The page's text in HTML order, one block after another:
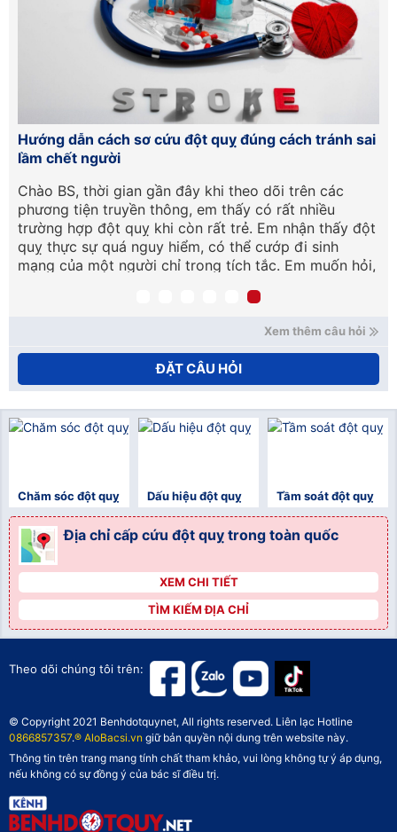
Hướng dẫn cách sơ cứu đột quỵ đúng cách tránh sai
lầm chết người
Chào BS, thời gian gần đây khi theo dõi trên các
phương tiện truyền thông, em thấy có rất nhiều
trường hợp đột quỵ khi còn rất trẻ. Em nhận thấy đột
quỵ thực sự quá nguy hiểm, có thể cướp đi sinh
mạng của một người chỉ trong tích tắc. Em muốn hỏi,
xử trí, cấp cứu như thế nào ạ? Em cảm ơn. (Lâm
Xem thêm câu hỏi
ĐẶT CÂU HỎI
">
Chăm sóc đột quỵ
">
Dấu hiệu đột quỵ
">
Tầm soát đột quỵ
Địa chỉ cấp cứu đột quỵ trong toàn quốc
XEM CHI TIẾT
TÌM KIẾM ĐỊA CHỈ
Theo dõi chúng tôi trên:
© Copyright 2021 Benhdotquynet, All rights reserved. Liên lạc Hotline
0866857357.® AloBacsi.vn giữ bản quyền nội dung trên website này.
Thông tin trên trang mang tính chất tham khảo, vui lòng không tự ý áp dụng,
nếu không có sự đồng ý của bác sĩ điều trị.